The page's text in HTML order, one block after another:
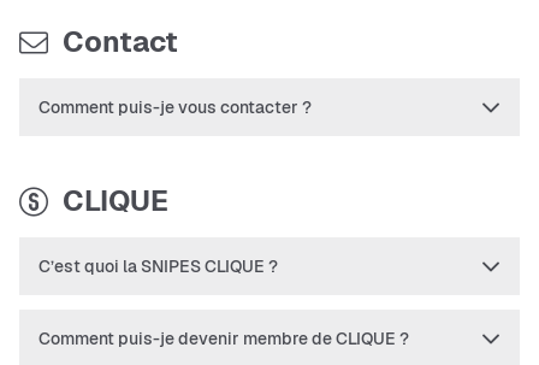
Contact
Comment puis-je vous contacter ?
CLIQUE
C’est quoi la SNIPES CLIQUE ?
Comment puis-je devenir membre de CLIQUE ?